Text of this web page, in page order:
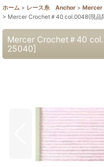
ホーム > レース糸 Anchor > Mercer
> Mercer Crochet＃40 col.0048(現品
Mercer Crochet＃40
25040]